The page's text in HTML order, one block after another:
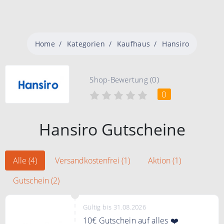
Home Kategorien Kaufhaus Hansiro
Shop-Bewertung (0)
0
Hansiro Gutscheine
Alle (4) Versandkostenfrei (1)
Aktion (1)
Gutschein (2)
Gültig bis 31.08.2026
10€ Gutschein auf alles ❤️